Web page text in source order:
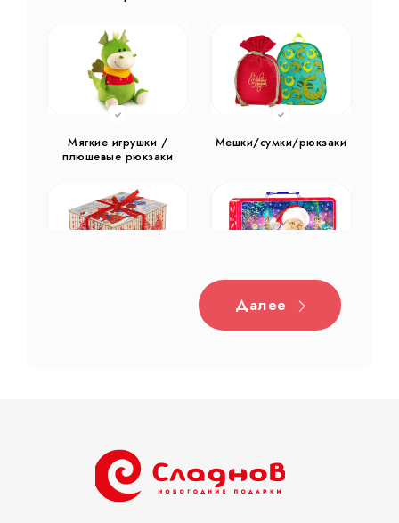
Мягкие игрушки /
плюшевые рюкзаки
Мешки/сумки/рюкзаки
Жестяная
Тубы
Далее